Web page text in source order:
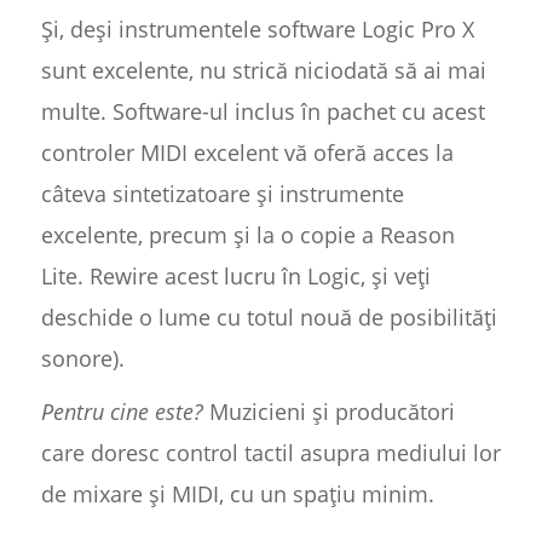
Și, deși instrumentele software Logic Pro X
sunt excelente, nu strică niciodată să ai mai
multe. Software-ul inclus în pachet cu acest
controler MIDI excelent vă oferă acces la
câteva sintetizatoare și instrumente
excelente, precum și la o copie a Reason
Lite. Rewire acest lucru în Logic, și veți
deschide o lume cu totul nouă de posibilități
sonore).
Pentru cine este?Muzicieni și producători
care doresc control tactil asupra mediului lor
de mixare și MIDI, cu un spațiu minim.